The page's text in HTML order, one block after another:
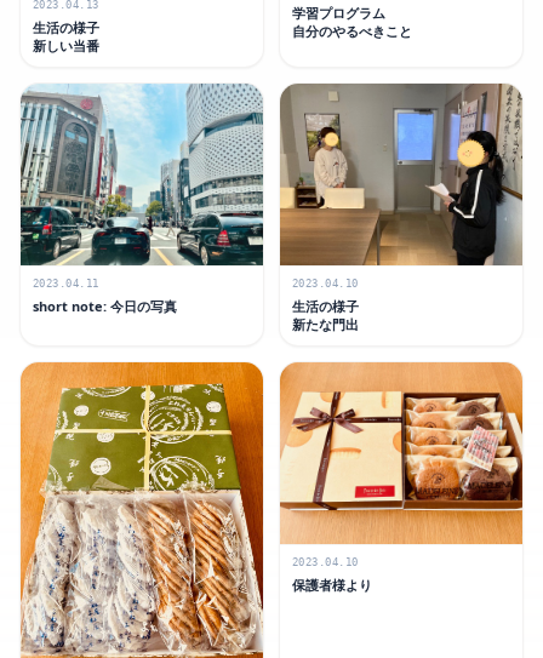
2023.04.13
生活の様子
新しい当番
学習プログラム
自分のやるべきこと
2023.04.11
short note: 今日の写真
2023.04.10
生活の様子
新たな門出
2023.04.10
保護者様より